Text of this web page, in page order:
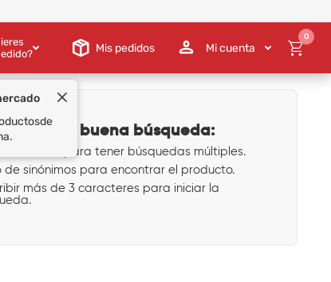
Mis pedidos Mi cuenta
0
de
para una buena búsqueda:
de comas para tener búsquedas múltiples.
de sinónimos para encontrar el producto.
más de 3 caracteres para iniciar la